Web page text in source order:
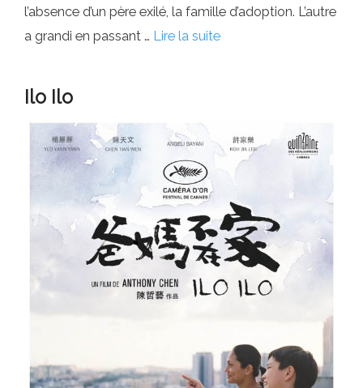
l’absence d’un père exilé, la famille d’adoption. L’autre
a grandi en passant … Lire la suite
Ilo Ilo